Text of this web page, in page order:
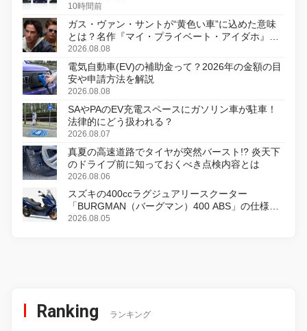
10時間前
ガス・ヴァン・サントが“黄色い車”に込めた意味
とは？名作『マイ・プライベート・アイダホ』が
初のデジタルリマスター版で復活
2026.08.08
電気自動車(EV)の補助金って？2026年の金額の目
安や申請方法を解説
2026.08.08
SAやPAのEV充電スペースにガソリン車が駐車！
法律的にどう扱われる？
2026.08.07
真夏の高速道路でタイヤが突然バースト!? 炎天下
のドライブ前に知っておくべき点検内容とは
2026.08.06
スズキの400ccラグジュアリースクーター
「BURGMAN（バーグマン）400 ABS」の仕様を
変更し、8月18日に発売
2026.08.05
Ranking ランキング